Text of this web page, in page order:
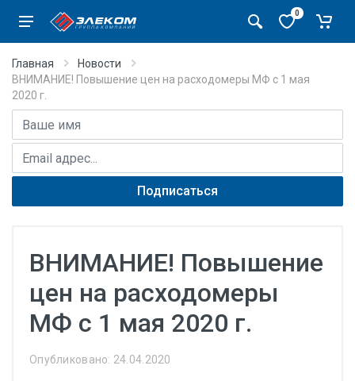
0
Главная
Новости
ВНИМАНИЕ! Повышение цен на расходомеры МФ с 1 мая
2020 г.
Имя
E-mail адрес
Подписаться
ВНИМАНИЕ! Повышение
цен на расходомеры
МФ с 1 мая 2020 г.
Опубликовано: 24.04.2020